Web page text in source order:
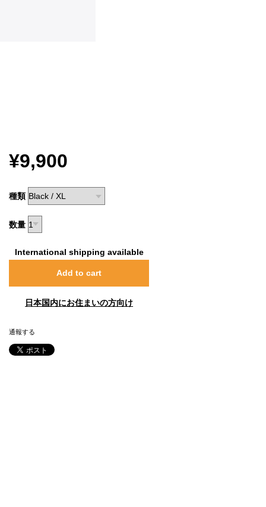
¥9,900
種類
数量
International shipping available
Add to cart
日本国内にお住まいの方向け
通報する